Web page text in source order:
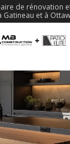
de rénovation
Gatineau et à